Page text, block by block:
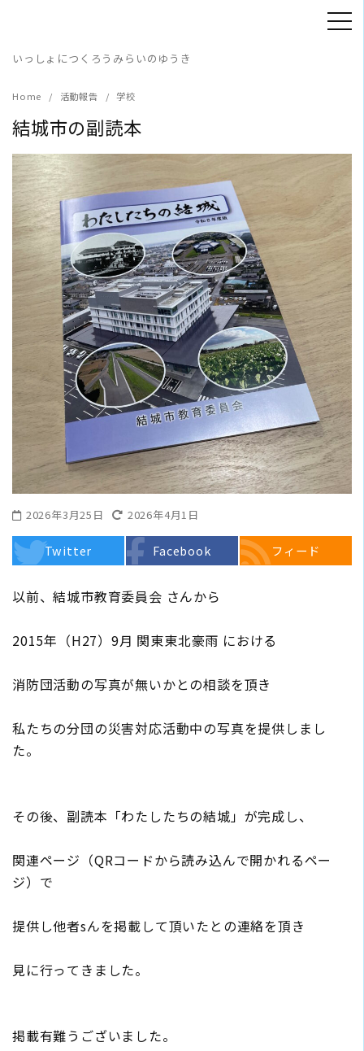
content
いっしょにつくろうみらいのゆうき
Home 活動報告 学校
結城市の副読本
2026年3月25日 2026年4月1日
Twitter Facebook フィード
以前、結城市教育委員会 さんから
2015年（H27）9月 関東東北豪雨 における
消防団活動の写真が無いかとの相談を頂き
私たちの分団の災害対応活動中の写真を提供しまし
た。
その後、副読本「わたしたちの結城」が完成し、
関連ページ（QRコードから読み込んで開かれるペー
ジ）で
提供し他者sんを掲載して頂いたとの連絡を頂き
見に行ってきました。
掲載有難うございました。